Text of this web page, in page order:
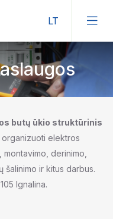
butų ūkio struktūrinis
organizuoti elektros
derinimo,
šalinimo ir kitus darbus.
Ignalina.